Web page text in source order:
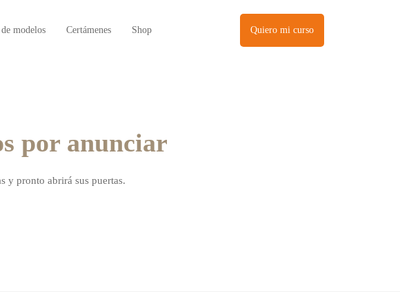
modelos Certámenes Shop Quiero mi curso
por anunciar
y pronto abrirá sus puertas.